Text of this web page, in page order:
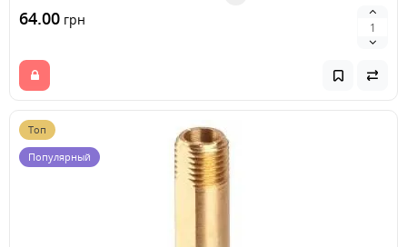
64.00 грн
Топ
Популярный